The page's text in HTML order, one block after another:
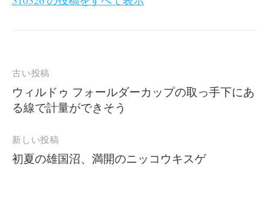
投
稿
ナ
ゲ
ー
古い投稿
ウィルドゥ フォールダーカップの取っ手下にあ
る線で計量ができそう
新しい投稿
初夏の雄国沼、満開のニッコウキスゲ